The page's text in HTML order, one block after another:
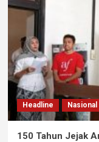
Headline Nasional
150 Tahun Jejak